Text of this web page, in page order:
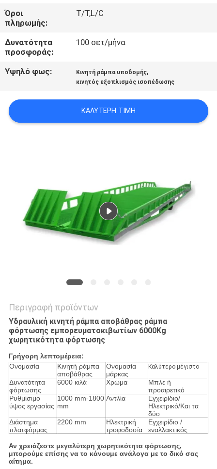
ΕΙΔΉΣΕΙΣ
ΖΗΤΉΣΤΕ
ΜΙΑ
SITEMAP
Όροι
πληρωμής:
T/T,L/C
Δυνατότητα
προσφοράς:
100 σετ/μήνα
Υψηλό φως: Κινητή ράμπα υποδομής,
κινητός εξοπλισμός ισοπέδωσης
ΚΑΛΎΤΕΡΗ ΤΙΜΉ
Περιγραφή προϊόντων
Υδραυλική κινητή ράμπα αποβάθρας ράμπα
φόρτωσης εμπορευματοκιβωτίων 6000Kg
χωρητικότητα φόρτωσης
Γρήγορη λεπτομέρεια:
Ονομασία
Κινητή ράμπα
αποβάθρας
Ονομασία
μάρκας
Καλύτερο μέγιστο
Δυνατότητα
φόρτωσης
6000 κιλά Χρώμα
Μπλε ή
προαιρετικό
Ρυθμίσιμο
ύψος εργασίας
1000 mm-1800
mm
Αντλία
Εγχειρίδιο/
Ηλεκτρικό/Και τα
δύο
Διάστημα
πλατφόρμας
2200 mm
Ηλεκτρική
τροφοδοσία
Εγχειρίδιο /
εναλλακτικός
Αν χρειάζεστε μεγαλύτερη χωρητικότητα φόρτωσης,
μπορούμε επίσης να το κάνουμε ανάλογα με το δικό σας
αίτημα.